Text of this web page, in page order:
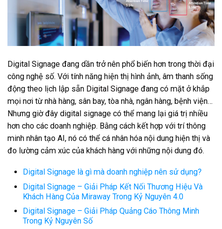
Digital Signage đang dần trở nên phổ biến hơn trong thời đại
công nghệ số. Với tính năng hiện thị hình ảnh, âm thanh sống
động theo lịch lập sẵn Digital Signage đang có mặt ở khắp
mọi nơi từ nhà hàng, sân bay, tòa nhà, ngân hàng, bệnh viện…
Nhưng giờ đây digital signage có thể mang lại giá trị nhiều
hơn cho các doanh nghiệp. Bằng cách kết hợp với trí thông
minh nhân tạo AI, nó có thể cá nhân hóa nội dung hiện thị và
đo lường cảm xúc của khách hàng với những nội dung đó.
Digital Signage là gì mà doanh nghiệp nên sử dụng?
Digital Signage – Giải Pháp Kết Nối Thương Hiệu Và
Khách Hàng Của Miraway Trong Kỷ Nguyên 4.0
Digital Signage – Giải Pháp Quảng Cáo Thông Minh
Trong Kỷ Nguyên Số